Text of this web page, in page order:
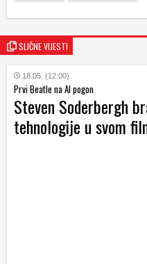
SLIČNE VIJESTI
18.05. (12:00)
Prvi Beatle na AI pogon
Steven Soderbergh
tehnologije u svom